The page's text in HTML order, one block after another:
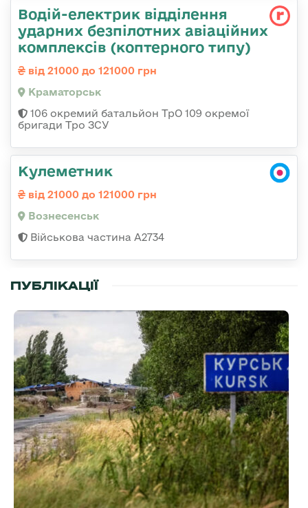
Водій-електрик відділення
ударних безпілотних авіаційних
комплексів (коптерного типу)
від 21000 до 121000 грн
Краматорськ
106 окремий батальйон ТрО 109 окремої
бригади Тро ЗСУ
Кулеметник
від 21000 до 121000 грн
Вознесенськ
Військова частина А2734
ПУБЛІКАЦІЇ